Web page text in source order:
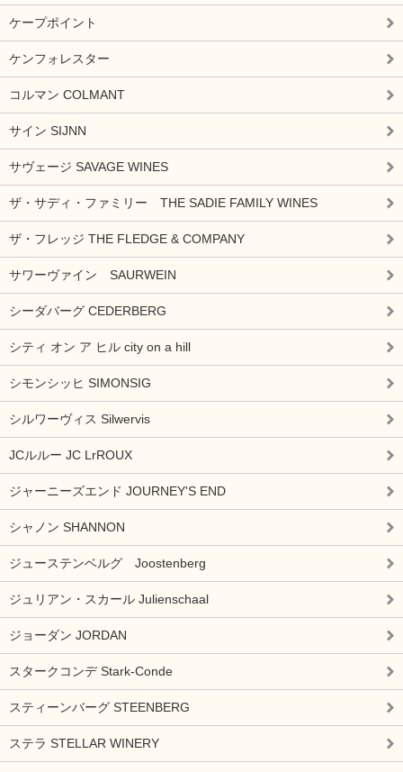
ケープポイント
ケンフォレスター
コルマン COLMANT
サイン SIJNN
サヴェージ SAVAGE WINES
ザ・サディ・ファミリー THE SADIE FAMILY WINES
ザ・フレッジ THE FLEDGE & COMPANY
サワーヴァイン SAURWEIN
シーダバーグ CEDERBERG
シティ オン ア ヒル city on a hill
シモンシッヒ SIMONSIG
シルワーヴィス Silwervis
JCルルー JC LrROUX
ジャーニーズエンド JOURNEY'S END
シャノン SHANNON
ジューステンベルグ Joostenberg
ジュリアン・スカール Julienschaal
ジョーダン JORDAN
スタークコンデ Stark-Conde
スティーンバーグ STEENBERG
ステラ STELLAR WINERY